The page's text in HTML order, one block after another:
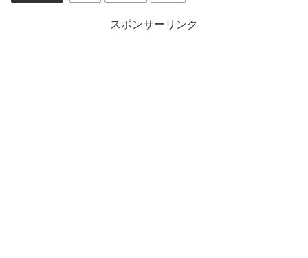
スポンサーリンク